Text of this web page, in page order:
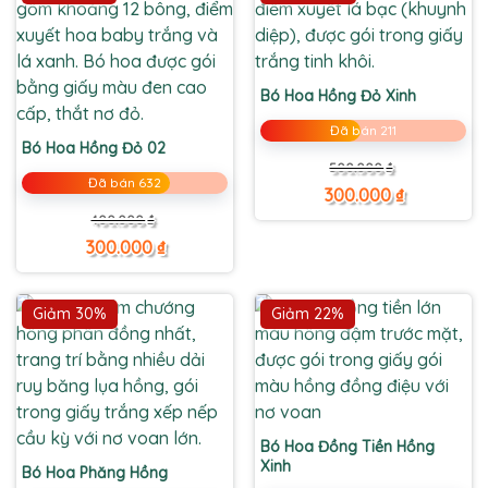
Bó Hoa Hồng Đỏ 02
Đã bán 632
400.000₫
Giá
gốc
là:
400.000 ₫.
300.000₫
Giá
hiện
tại
là:
300.000 ₫.
Bó Hoa Hồng Đỏ Xinh
Đã bán 211
500.000₫
Giá
gốc
là:
500.000 ₫.
300.000₫
Giá
hiện
tại
là:
300.000 ₫.
Giảm 30%
Bó Hoa Phăng Hồng
Giảm 22%
Bó Hoa Đồng Tiền Hồng
Xinh